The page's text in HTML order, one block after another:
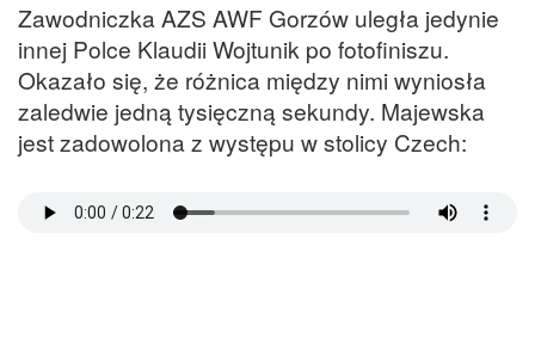
Zawodniczka AZS AWF Gorzów uległa jedynie
innej Polce Klaudii Wojtunik po fotofiniszu.
Okazało się, że różnica między nimi wyniosła
zaledwie jedną tysięczną sekundy. Majewska
jest zadowolona z występu w stolicy Czech: